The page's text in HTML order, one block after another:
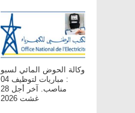
وكالة الحوض المائي لسبو
: مباريات لتوظيف 04
مناصب. آخر أجل 28
غشت 2026